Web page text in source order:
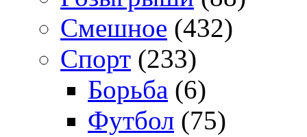
Смешное (432)
Спорт (233)
Борьба (6)
Футбол (75)